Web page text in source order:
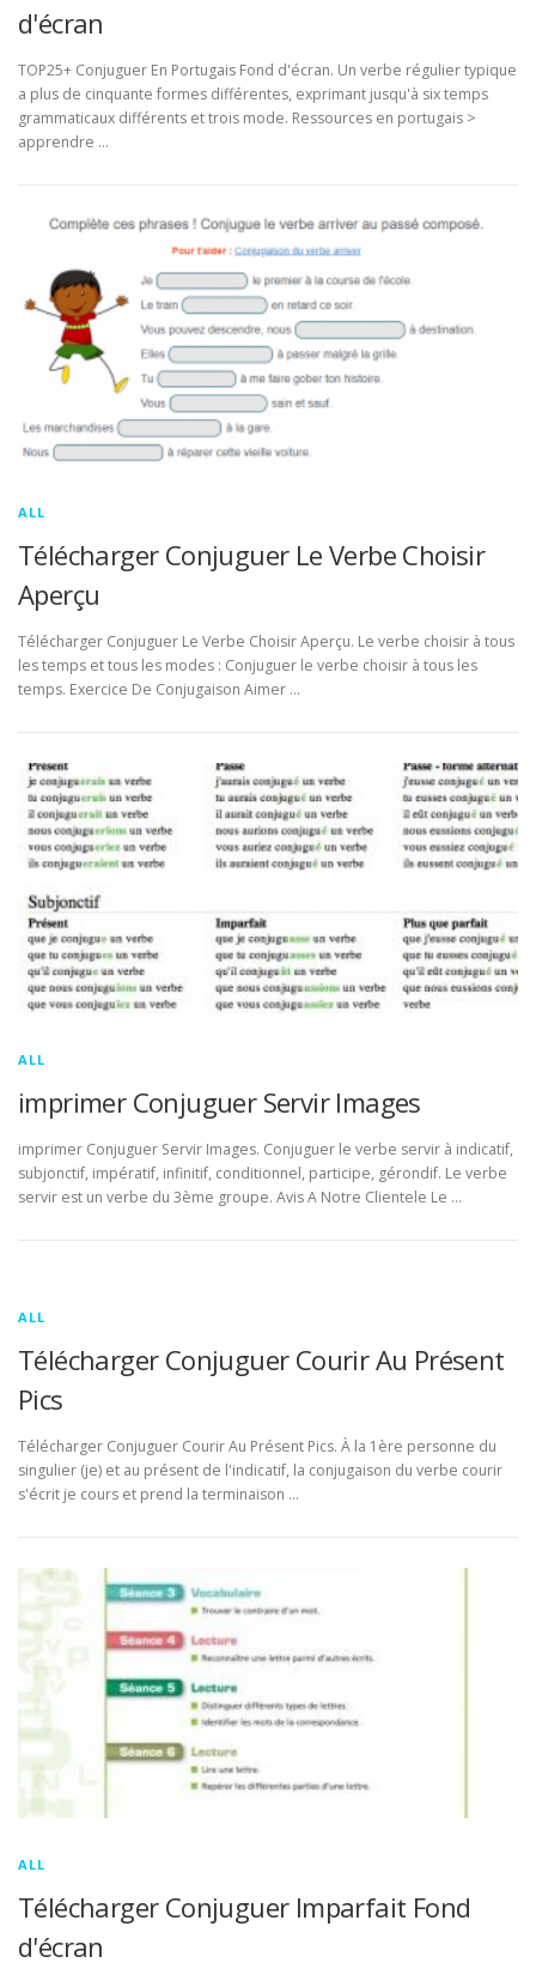
d'écran
TOP25+ Conjuguer En Portugais Fond d'écran. Un verbe régulier typique
a plus de cinquante formes différentes, exprimant jusqu'à six temps
grammaticaux différents et trois mode. Ressources en portugais >
apprendre …
ALL
Télécharger Conjuguer Le Verbe Choisir
Aperçu
Télécharger Conjuguer Le Verbe Choisir Aperçu. Le verbe choisir à tous
les temps et tous les modes : Conjuguer le verbe choisir à tous les
temps. Exercice De Conjugaison Aimer …
ALL
imprimer Conjuguer Servir Images
imprimer Conjuguer Servir Images. Conjuguer le verbe servir à indicatif,
subjonctif, impératif, infinitif, conditionnel, participe, gérondif. Le verbe
servir est un verbe du 3ème groupe. Avis A Notre Clientele Le …
ALL
Télécharger Conjuguer Courir Au Présent
Pics
Télécharger Conjuguer Courir Au Présent Pics. À la 1ère personne du
singulier (je) et au présent de l'indicatif, la conjugaison du verbe courir
s'écrit je cours et prend la terminaison …
ALL
Télécharger Conjuguer Imparfait Fond
d'écran